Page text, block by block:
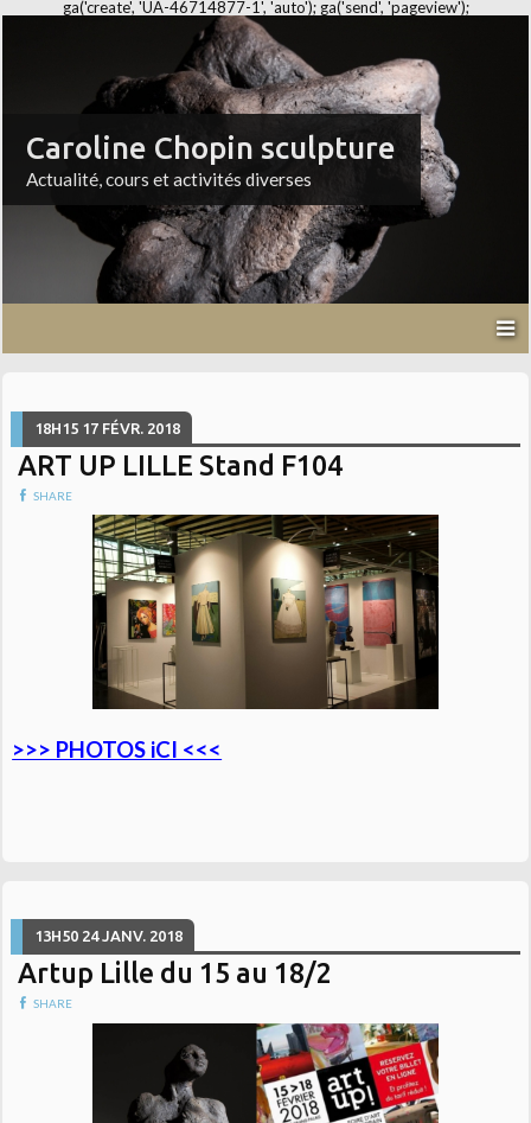
ga('create', 'UA-46714877-1', 'auto'); ga('send', 'pageview');
Caroline Chopin sculpture
Actualité, cours et activités diverses
18H15 17 FÉVR. 2018
ART UP LILLE Stand F104
SHARE
>>> PHOTOS iCI <<<
13H50 24 JANV. 2018
Artup Lille du 15 au 18/2
SHARE